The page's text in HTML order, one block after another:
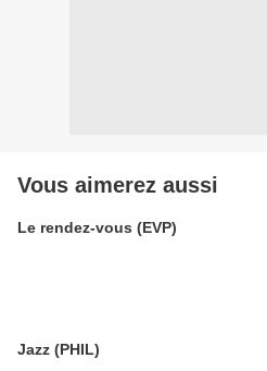
Vous aimerez aussi
Le rendez-vous (EVP)
Jazz (PHIL)